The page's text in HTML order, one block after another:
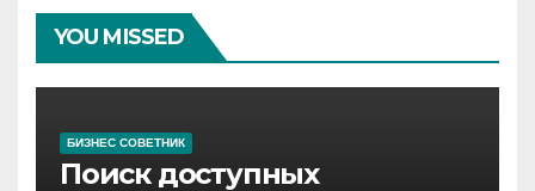
YOU MISSED
БИЗНЕС СОВЕТНИК
Поиск доступных